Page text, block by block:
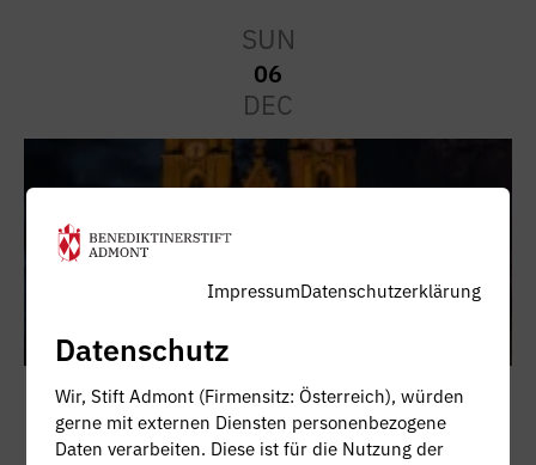
SUN
06
DEC
Start11:00 a.m.
Advent market 2026
ImpressumDatenschutzerklärung
Datenschutz
Wir, Stift Admont (Firmensitz: Österreich), würden
gerne mit externen Diensten personenbezogene
Daten verarbeiten. Diese ist für die Nutzung der